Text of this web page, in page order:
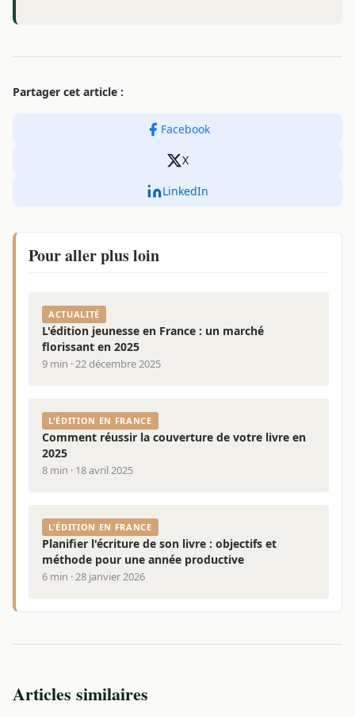
Partager cet article :
Facebook
X
LinkedIn
Pour aller plus loin
ACTUALITÉ
L'édition jeunesse en France : un marché
florissant en 2025
9 min · 22 décembre 2025
L'ÉDITION EN FRANCE
Comment réussir la couverture de votre livre en
2025
8 min · 18 avril 2025
L'ÉDITION EN FRANCE
Planifier l'écriture de son livre : objectifs et
méthode pour une année productive
6 min · 28 janvier 2026
Articles similaires